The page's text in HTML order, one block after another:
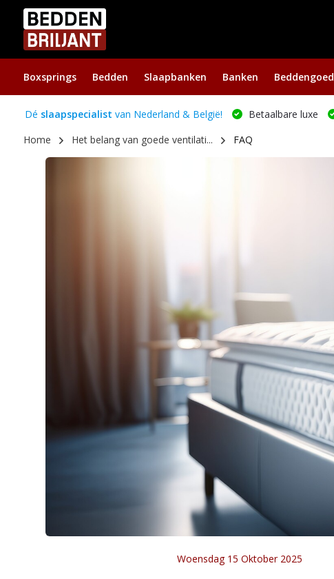
Boxsprings Bedden Slaapbanken Banken Beddengoed
Dé slaapspecialist van Nederland & België! Betaalbare luxe
Home
Het belang van goede ventilati... FAQ
Woensdag 15 Oktober 2025